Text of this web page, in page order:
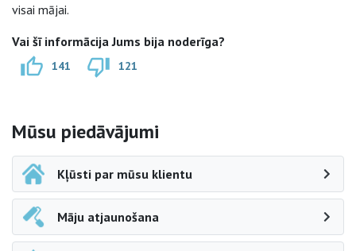
visai mājai.
Vai šī informācija Jums bija noderīga?
141 121
Sāna navigācija
Mūsu piedāvājumi
Kļūsti par mūsu klientu
Māju atjaunošana